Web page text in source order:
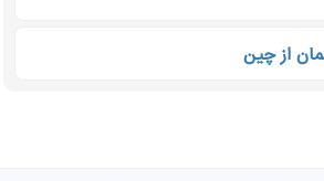
از چین